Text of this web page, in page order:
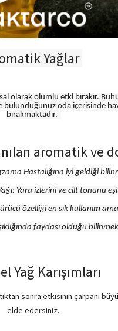
Yağlar
olarak olumlu etki bırakır.
bulunduğunuz oda içerisinde
bırakmaktadır.
aromatik ve
Hastalığına iyi geldiği
Yara izlerini ve cilt tonunu
özelliği en sık kullanım
faydası olduğu
Yağ Karışımları
sonra etkisinin çarpanı
elde edersiniz.